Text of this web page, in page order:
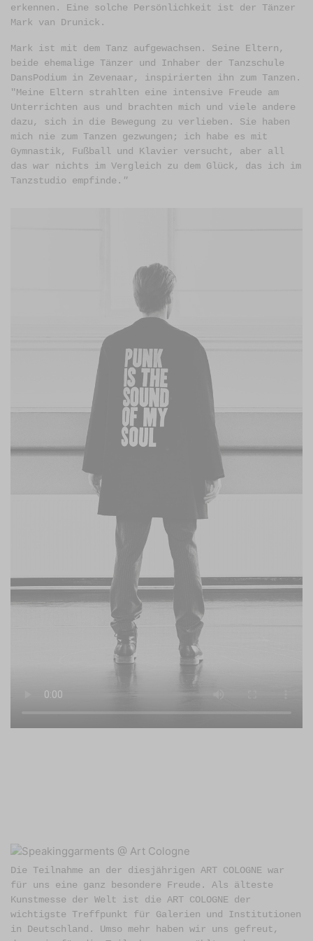
erkennen. Eine solche Persönlichkeit ist der Tänzer
Mark van Drunick.
Mark ist mit dem Tanz aufgewachsen. Seine Eltern,
beide ehemalige Tänzer und Inhaber der Tanzschule
DansPodium in Zevenaar, inspirierten ihn zum Tanzen.
"Meine Eltern strahlten eine intensive Freude am
Unterrichten aus und brachten mich und viele andere
dazu, sich in die Bewegung zu verlieben. Sie haben
mich nie zum Tanzen gezwungen; ich habe es mit
Gymnastik, Fußball und Klavier versucht, aber all
das war nichts im Vergleich zu dem Glück, das ich im
Tanzstudio empfinde. "
Die Teilnahme an der diesjährigen ART COLOGNE war
für uns eine ganz besondere Freude. Als älteste
Kunstmesse der Welt ist die ART COLOGNE der
wichtigste Treffpunkt für Galerien und Institutionen
in Deutschland. Umso mehr haben wir uns gefreut,